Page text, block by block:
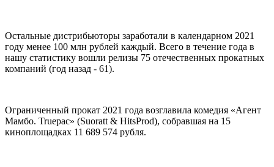
Остальные дистрибьюторы заработали в календарном 2021
году менее 100 млн рублей каждый. Всего в течение года в
нашу статистику вошли релизы 75 отечественных прокатных
компаний (год назад - 61).
Ограниченный прокат 2021 года возглавила комедия «Агент
Мамбо. Truepac» (Suoratt & HitsProd), собравшая на 15
киноплощадках 11 689 574 рубля.